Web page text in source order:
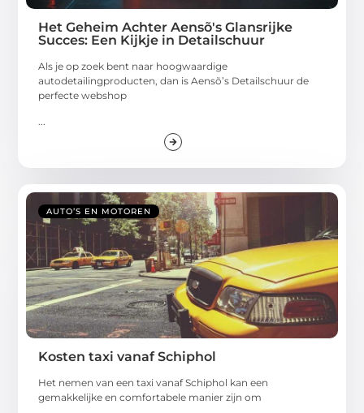
Het Geheim Achter Aensõ's Glansrijke
Succes: Een Kijkje in Detailschuur
Als je op zoek bent naar hoogwaardige
autodetailingproducten, dan is Aensõ’s Detailschuur de
perfecte webshop
AUTO’S EN MOTOREN
Kosten taxi vanaf Schiphol
Het nemen van een taxi vanaf Schiphol kan een
gemakkelijke en comfortabele manier zijn om